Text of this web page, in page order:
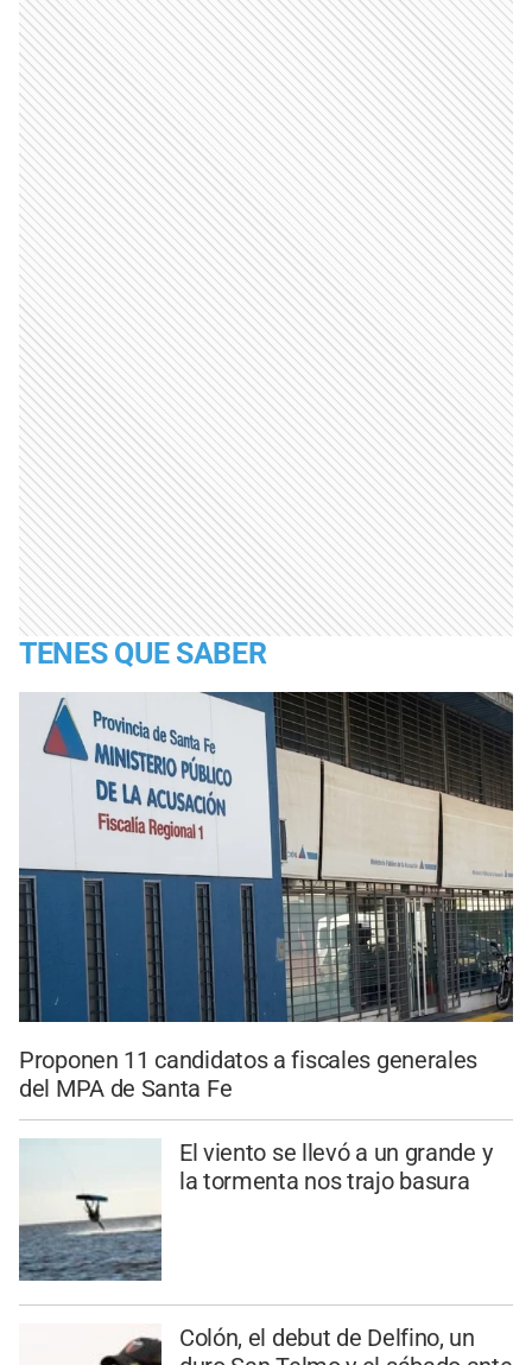
TENES QUE SABER
Proponen 11 candidatos a fiscales generales
del MPA de Santa Fe
El viento se llevó a un grande y
la tormenta nos trajo basura
Colón, el debut de Delfino, un